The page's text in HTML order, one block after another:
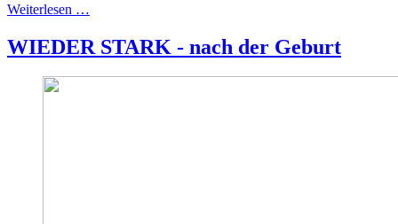
Weiterlesen …
WIEDER STARK - nach der Geburt